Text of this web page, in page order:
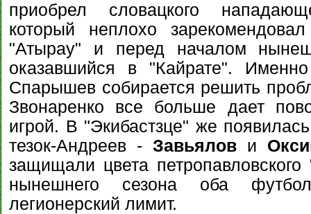
приобрел словацкого
который неплохо
"Атырау" и перед началом
оказавшийся в "Кайрате".
Спарышев собирается решить
Звонаренко все больше дает
игрой. В "Экибастзце" же
тезок-Андреев - Завьялов и
защищали цвета
нынешнего сезона оба
легионерский лимит.